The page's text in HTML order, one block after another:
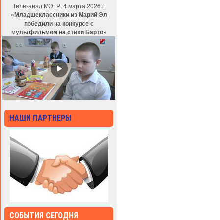
Телеканал МЭТР, 4 марта 2026 г.
«Младшеклассники из Марий Эл
победили на конкурсе с
мультфильмом на стихи Барто»
НАШИ ПАРТНЕРЫ
СОБЫТИЯ СЕГОДНЯ